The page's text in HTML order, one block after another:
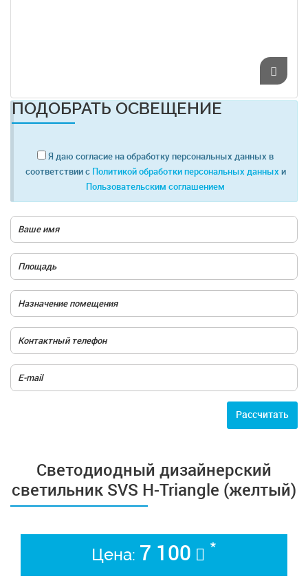
ПОДОБРАТЬ ОСВЕЩЕНИЕ
Я даю согласие на обработку персональных данных в
соответствии с Политикой обработки персональных данных и
Пользовательским соглашением
Расcчитать
Cветодиодный дизайнерский
светильник SVS H-Triangle (желтый)
Цена: 7 100 *